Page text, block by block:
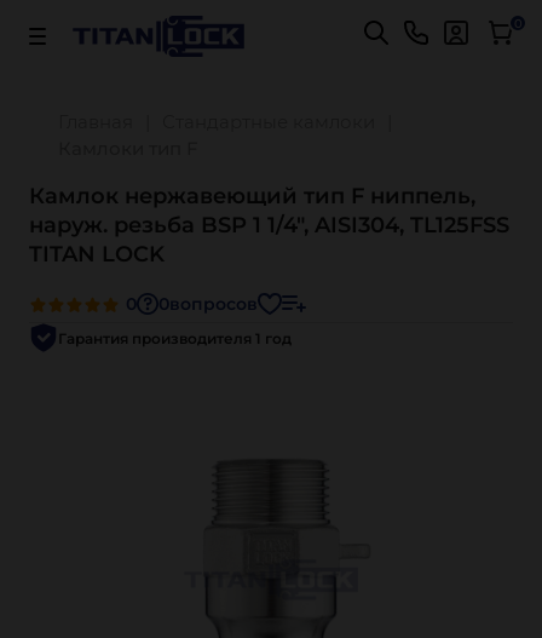
Важно! Для оплаты заказов Подробнее 0
Камлок нержавеющий тип F ниппель,
наруж. резьба BSP 1 1/4", AISI304, TL125FSS
TITAN LOCK
0 0вопросов
Гарантия производителя 1 год